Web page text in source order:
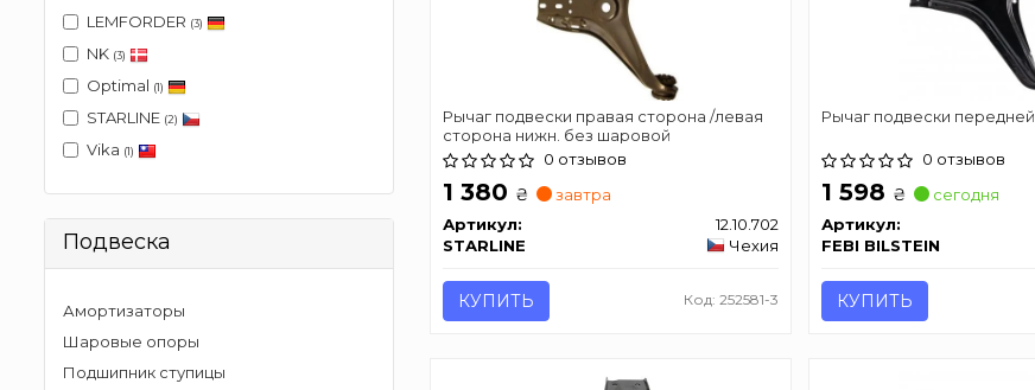
LEMFORDER (3)
NK (3)
Optimal (1)
STARLINE (2)
Vika (1)
Подвеска
Амортизаторы
Шаровые опоры
Подшипник ступицы
Рычаг подвески правая сторона /левая
сторона нижн. без шаровой
0 отзывов
1 380 ₴
завтра
Артикул:
12.10.702
STARLINE
Чехия
КУПИТЬ Код: 252581-3
Рычаг подвески передней
0 отзывов
1 598 ₴
сегодня
Артикул:
FEBI BILSTEIN
КУПИТЬ